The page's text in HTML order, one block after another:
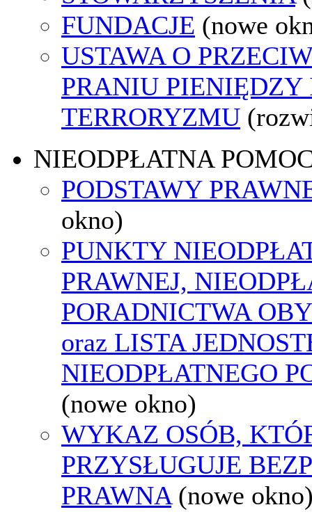
FUNDACJE (nowe
USTAWA O
PRANIU
TERRORYZMU
NIEODPŁATNA
PODSTAWY
okno)
PUNKTY
PRAWNEJ,
PORADNICTWA
oraz LISTA
NIEODPŁATNEGO
(nowe okno)
WYKAZ OSÓB,
PRZYSŁUGUJE
PRAWNA (nowe